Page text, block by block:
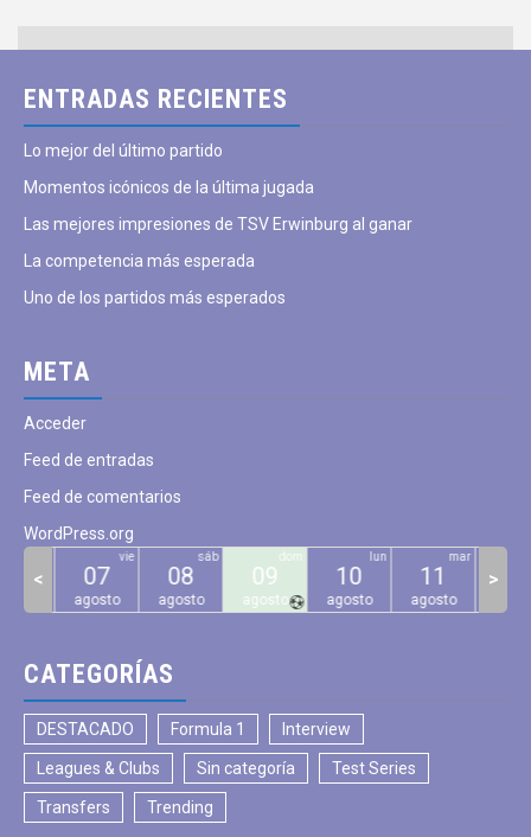
ENTRADAS RECIENTES
Lo mejor del último partido
Momentos icónicos de la última jugada
Las mejores impresiones de TSV Erwinburg al ganar
La competencia más esperada
Uno de los partidos más esperados
META
Acceder
Feed de entradas
Feed de comentarios
WordPress.org
07
agosto
vie
08
agosto
sáb
09
agosto
dom
10
agosto
lun
11
agosto
mar
< >
CATEGORÍAS
DESTACADO Formula 1 Interview
Leagues & Clubs Sin categoría Test Series
Transfers Trending